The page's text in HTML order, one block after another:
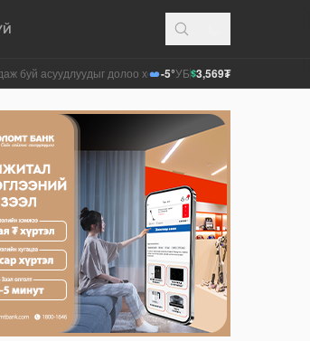
долоо хоног бүр Засгийн газрын хуралдаанд
-5°УБ$3,569₮